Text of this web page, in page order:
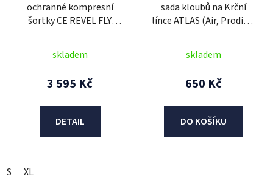
ochranné kompresní
šortky CE REVEL FLY
skladem
3 595 Kč
DETAIL
S XL
sada kloubů na Krční
línce ATLAS (Air, Prodigy,
skladem
650 Kč
DO KOŠÍKU